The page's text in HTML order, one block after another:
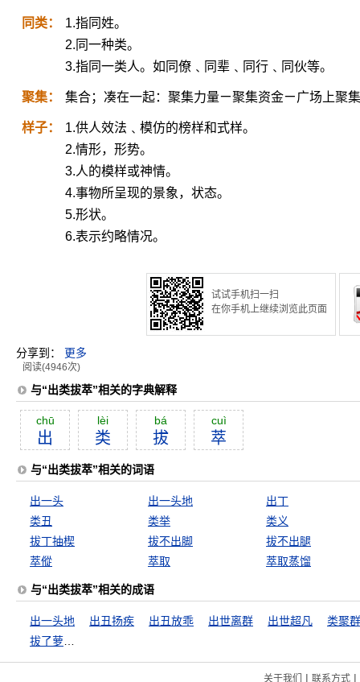
同类：
1.指同姓。
2.同一种类。
3.指同一类人。如同僚﹑同辈﹑同行﹑同伙等。
聚集： 集合；凑在一起：聚集力量ㄧ聚集资金ㄧ广场上聚
样子：
1.供人效法﹑模仿的榜样和式样。
2.情形，形势。
3.人的模样或神情。
4.事物所呈现的景象，状态。
5.形状。
6.表示约略情况。
试试手机扫一扫
在你手机上继续浏览此页面
分享到： 更多
阅读(4946次)
与“出类拔萃”相关的字典解释
chū
出
lèi
类
bá
拔
cuì
萃
与“出类拔萃”相关的词语
出一头 出一头地
出丁
类丑
类举
类义
拔丁抽楔
拔不出脚
拔不出腿
萃傱
萃取 萃取蒸馏
与“出类拔萃”相关的成语
出一头地 出丑扬疾 出丑放乖 出世离群 出世超凡
类聚
关于我们 | 联系方式|